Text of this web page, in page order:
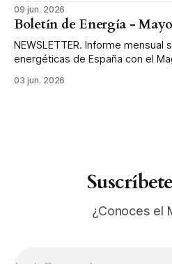
09 jun. 2026
Boletín de Energía -
NEWSLETTER. Informe mensual
energéticas de España con el
03 jun. 2026
¿Conoces el